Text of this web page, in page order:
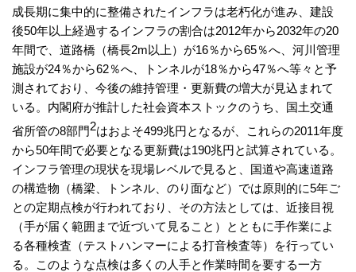
成長期に集中的に整備されたインフラは老朽化が進み、建設
後50年以上経過するインフラの割合は2012年から2032年の20
年間で、道路橋（橋長2m以上）が16％から65％へ、河川管理
施設が24％から62％へ、トンネルが18％から47％へ等々と予
測されており、今後の維持管理・更新費の増大が見込まれて
いる。内閣府が推計した社会資本ストックのうち、国土交通
省所管の8部門2はおよそ499兆円となるが、これらの2011年度
から50年間で必要となる更新費は190兆円と試算されている。
インフラ管理の現状を現場レベルで見ると、国道や高速道路
の構造物（橋梁、トンネル、のり面など）では原則的に5年ご
との定期点検が行われており、その方法としては、近接目視
（手が届く範囲まで近づいて見ること）とともに手作業によ
る各種検査（テストハンマーによる打音検査等）を行ってい
る。このような点検は多くの人手と作業時間を要する一方